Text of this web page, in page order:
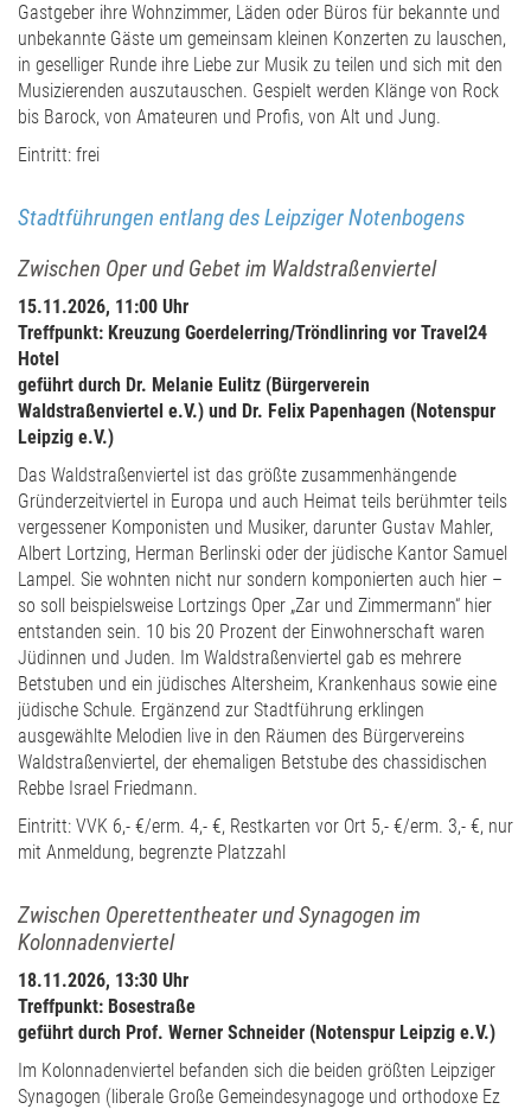
Gastgeber ihre Wohnzimmer, Läden oder Büros für bekannte und
unbekannte Gäste um gemeinsam kleinen Konzerten zu lauschen,
in geselliger Runde ihre Liebe zur Musik zu teilen und sich mit den
Musizierenden auszutauschen. Gespielt werden Klänge von Rock
bis Barock, von Amateuren und Profis, von Alt und Jung.
Eintritt: frei
Stadtführungen entlang des Leipziger Notenbogens
Zwischen Oper und Gebet im Waldstraßenviertel
15.11.2026, 11:00 Uhr
Treffpunkt: Kreuzung Goerdelerring/Tröndlinring vor Travel24
Hotel
geführt durch Dr. Melanie Eulitz (Bürgerverein
Waldstraßenviertel e.V.) und Dr. Felix Papenhagen (Notenspur
Leipzig e.V.)
Das Waldstraßenviertel ist das größte zusammenhängende
Gründerzeitviertel in Europa und auch Heimat teils berühmter teils
vergessener Komponisten und Musiker, darunter Gustav Mahler,
Albert Lortzing, Herman Berlinski oder der jüdische Kantor Samuel
Lampel. Sie wohnten nicht nur sondern komponierten auch hier –
so soll beispielsweise Lortzings Oper „Zar und Zimmermann“ hier
entstanden sein. 10 bis 20 Prozent der Einwohnerschaft waren
Jüdinnen und Juden. Im Waldstraßenviertel gab es mehrere
Betstuben und ein jüdisches Altersheim, Krankenhaus sowie eine
jüdische Schule. Ergänzend zur Stadtführung erklingen
ausgewählte Melodien live in den Räumen des Bürgervereins
Waldstraßenviertel, der ehemaligen Betstube des chassidischen
Rebbe Israel Friedmann.
Eintritt: VVK 6,- €/erm. 4,- €, Restkarten vor Ort 5,- €/erm. 3,- €, nur
mit Anmeldung, begrenzte Platzzahl
Zwischen Operettentheater und Synagogen im
Kolonnadenviertel
18.11.2026, 13:30 Uhr
Treffpunkt: Bosestraße
geführt durch Prof. Werner Schneider (Notenspur Leipzig e.V.)
Im Kolonnadenviertel befanden sich die beiden größten Leipziger
Synagogen (liberale Große Gemeindesynagoge und orthodoxe Ez